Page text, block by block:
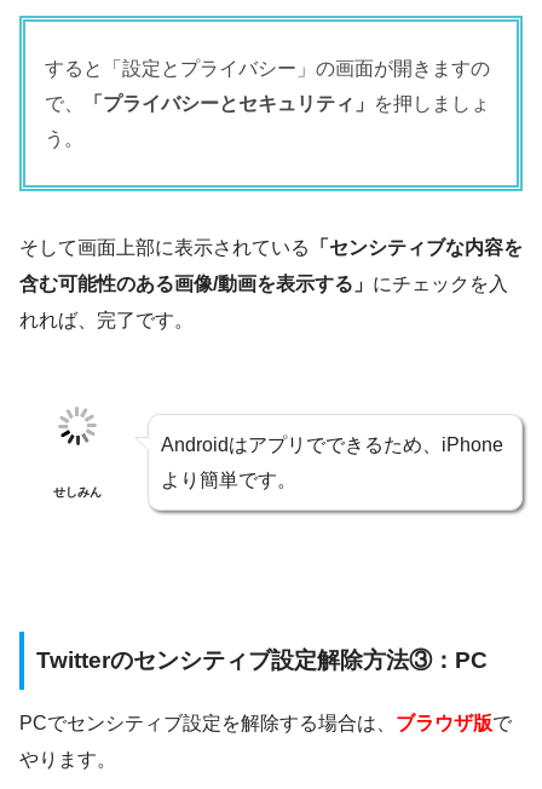
すると「設定とプライバシー」の画面が開きますの
で、
「プライバシーとセキュリティ」
を押しましょ
う。
そして画面上部に表示されている
「センシティブな内容を
含む可能性のある画像/動画を表示する」 にチェックを入
れれば、完了です。
せしみん
Androidはアプリでできるため、iPhone
より簡単です。
Twitterのセンシティブ設定解除方法③：PC
PCでセンシティブ設定を解除する場合は、 ブラウザ版で
やります。